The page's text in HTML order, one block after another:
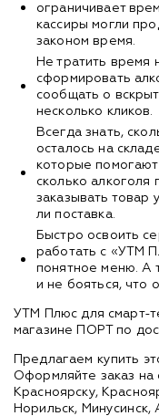
ограничивает
кассиры могли
законом время.
Не тратить время
сформировать
сообщать о
несколько кликов.
Всегда знать,
осталось на
которые помогают
сколько алкоголя
заказывать товар
ли поставка.
Быстро освоить
работать с «УТМ
понятное меню. А
и не бояться, что
УТМ Плюс для смарт-
магазине ПОРТ по
Предлагаем купить
Оформляйте заказ на
Красноярску,
Норильск, Минусинск,